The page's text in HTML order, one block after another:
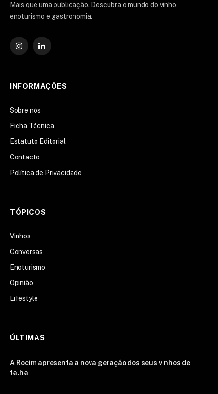
Mais que uma publicação. Descubra o mundo do vinho,
enoturismo e gastronomia.
Instagram
O
INFORMAÇÕES
Sobre nós
Ficha Técnica
Estatuto Editorial
Contacto
Política de Privacidade
TÓPICOS
Vinhos
Conversas
Enoturismo
Opinião
Lifestyle
ÚLTIMAS
A Rocim apresenta a nova geração dos seus vinhos de
talha